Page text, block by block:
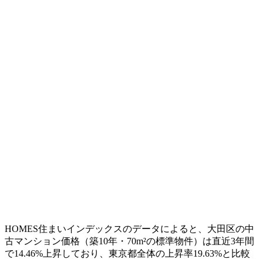
HOMES住まいインデックスのデータによると、大田区の中
古マンション価格（築10年・70m²の標準物件）は直近3年間
で14.46%上昇しており、東京都全体の上昇率19.63%と比較